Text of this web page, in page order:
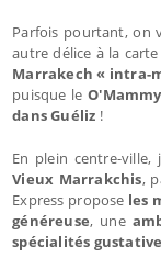
Parfois pourtant, on
autre délice à la
Marrakech « intra-
puisque le
dans Guéliz !
En plein centre-ville,
Vieux Marrakchis,
Express propose les
généreuse, une
spécialités